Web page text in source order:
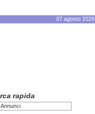
07 agosto 2026
rapida
Annunci